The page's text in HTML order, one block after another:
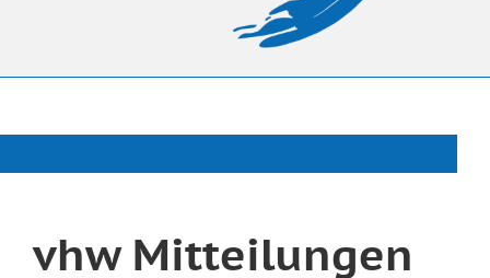
vhw Mitteilungen